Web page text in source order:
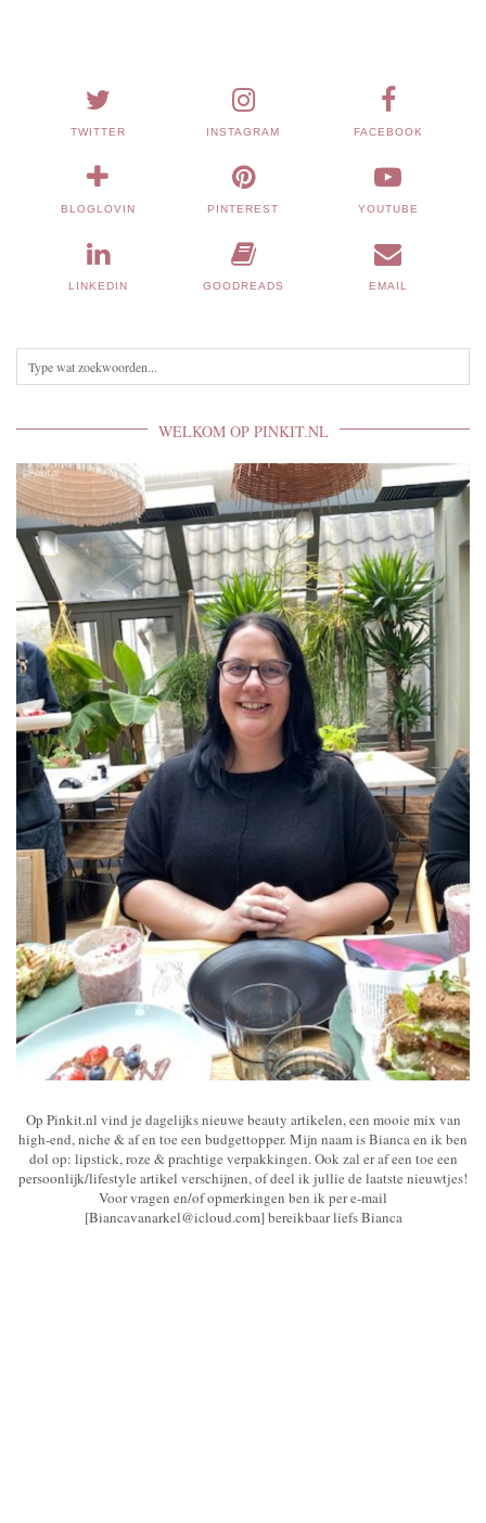
TWITTER INSTAGRAM FACEBOOK
BLOGLOVIN PINTEREST YOUTUBE
LINKEDIN GOODREADS EMAIL
WELKOM OP PINKIT.NL
Op Pinkit.nl vind je dagelijks nieuwe beauty artikelen, een mooie mix van
high-end, niche & af en toe een budgettopper. Mijn naam is Bianca en ik ben
dol op: lipstick, roze & prachtige verpakkingen. Ook zal er af een toe een
persoonlijk/lifestyle artikel verschijnen, of deel ik jullie de laatste nieuwtjes!
Voor vragen en/of opmerkingen ben ik per e-mail
[Biancavanarkel@icloud.com] bereikbaar liefs Bianca